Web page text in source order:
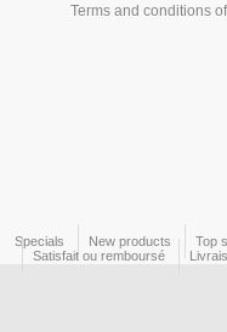
Terms and conditions
Specials New products Top
Satisfait ou remboursé